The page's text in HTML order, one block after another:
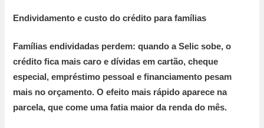
Endividamento e custo do crédito para famílias
Famílias endividadas perdem: quando a Selic sobe, o
crédito fica mais caro e dívidas em cartão, cheque
especial, empréstimo pessoal e financiamento pesam
mais no orçamento. O efeito mais rápido aparece na
parcela, que come uma fatia maior da renda do mês.